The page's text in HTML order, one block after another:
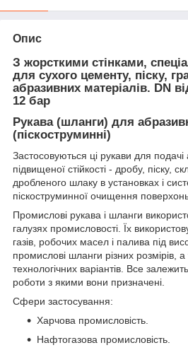
Опис
З жорсткими стінками,
для сухого цементу, піску,
абразивних матеріалів. DN
12 бар
Рукава (шланги) для
(піскоструминні)
Застосовуються ці рукави для подачі
підвищеної стійкості - дробу, піску,
дробленого шлаку в установках і
піскоструминної очищення
Промислові рукава і шланги
галузях промисловості. Їх
газів, робочих масел і палива під
промислові шланги різних розмірів,
технологічних варіантів. Все
роботи з якими вони призначені.
Сфери застосування:
Харчова промисловість.
Нафтогазова промисловість.